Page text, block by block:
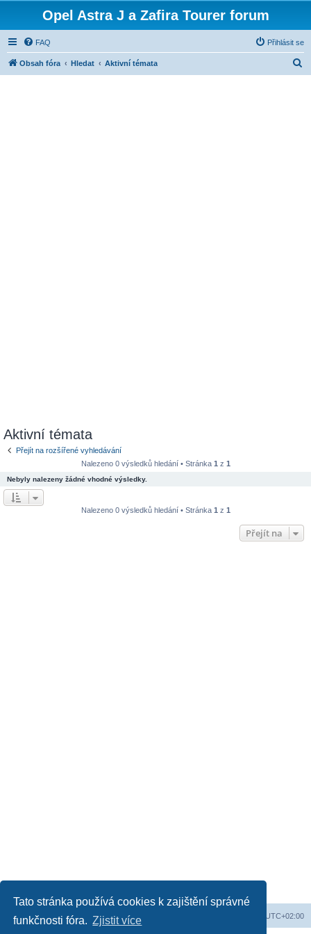
Tato stránka používá cookies k zajištění správné
funkčnosti fóra. Zjistit více
Opel Astra J a Zafira Tourer forum
FAQ Přihlásit se
Obsah fóra Hledat Aktivní témata
Aktivní témata
Přejít na rozšířené vyhledávání
Nalezeno 0 výsledků hledání • Stránka 1 z 1
Nebyly nalezeny žádné vhodné výsledky.
Nalezeno 0 výsledků hledání • Stránka 1 z 1
Přejít na
Obsah fóra UTC+02:00